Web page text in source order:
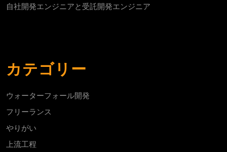
自社開発エンジニアと受託開発エンジニア
カテゴリー
ウォーターフォール開発
フリーランス
やりがい
上流工程